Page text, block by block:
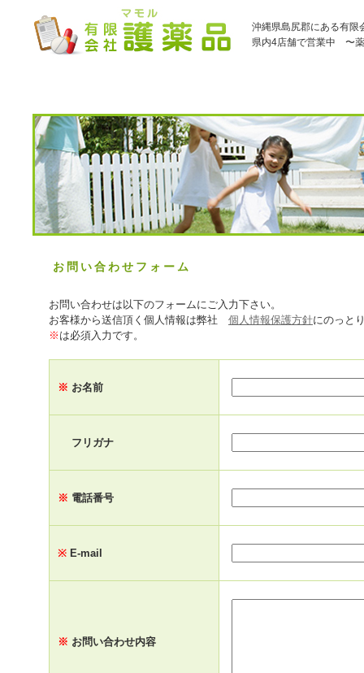
沖縄県島尻郡にある有
県内4店舗で営業中 〜
お問い合わせフォーム
お問い合わせは以下のフォームにご入力下さい。
お客様から送信頂く個人情報は弊社 個人情報保護方針にのっと
※ は必須入力です。
※ お名前
フリガナ
※ 電話番号
※ E-mail
※ お問い合わせ内容